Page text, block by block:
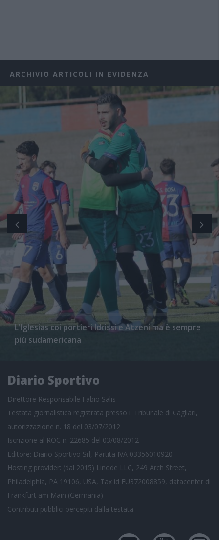
ARCHIVIO ARTICOLI IN EVIDENZA
L'Iglesias coi portieri Idrissi e Atzeni ma è sempre
più sudamericana
Diario Sportivo
Direttore Responsabile Fabio Salis
Testata giornalistica registrata presso il Tribunale di Cagliari,
autorizzazione n. 18 del 03/07/2012
Iscrizione al ROC n. 22685 del 03/08/2012
Editore: Diario Sportivo Srl, Partita IVA 03356010920
Hosting provider: (dal 2015) Linode LLC, 249 Arch Street,
Philadelphia, PA 19106, USA, Tax id EU372008859, datacenter di
Frankfurt am Main (Germania)
Contributi pubblici percepiti dalla testata